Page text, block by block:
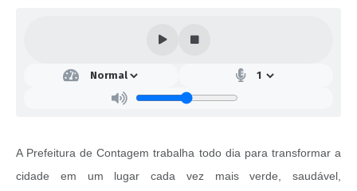
A Prefeitura de Contagem trabalha todo dia para transformar a
cidade em um lugar cada vez mais verde, saudável,